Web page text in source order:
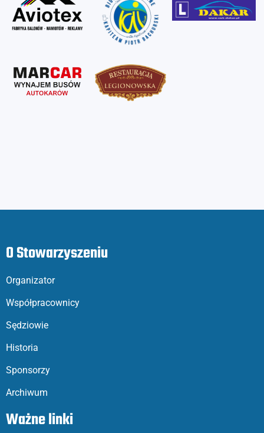
O Stowarzyszeniu
Organizator
Współpracownicy
Sędziowie
Historia
Sponsorzy
Archiwum
Ważne linki